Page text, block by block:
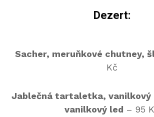
Dezert:
Sacher, meruňkové chutney,
Kč
Jablečná tartaletka, vanilkový
vanilkový led – 95